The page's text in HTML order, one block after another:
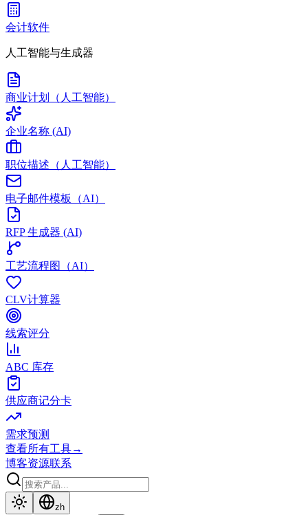
会计软件
人工智能与生成器
商业计划（人工智能）
企业名称 (AI)
职位描述（人工智能）
电子邮件模板（AI）
RFP 生成器 (AI)
工艺流程图（AI）
CLV计算器
线索评分
ABC 库存
供应商记分卡
需求预测
查看所有工具→
博客资源联系
zh